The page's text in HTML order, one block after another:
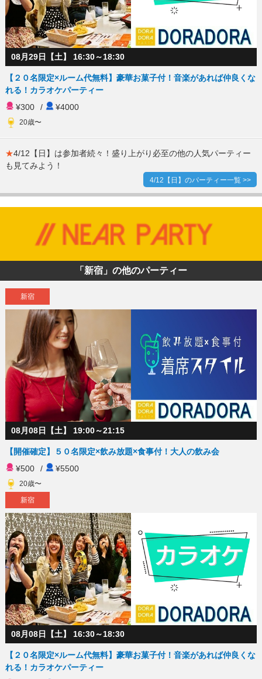
08月29日【土】 16:30～18:30
【２０名限定×ルーム代無料】豪華お菓子付！音楽があれば仲良くな
れる！カラオケパーティー
¥300
/ ¥4000
20歳〜
★4/12【日】は参加者続々！盛り上がり必至の他の人気パーティー
も見てみよう！
4/12【日】のパーティー一覧 >>
「新宿」の他のパーティー
新宿
08月08日【土】 19:00～21:15
【開催確定】５０名限定×飲み放題×食事付！大人の飲み会
¥500
/ ¥5500
20歳〜
新宿
08月08日【土】 16:30～18:30
【２０名限定×ルーム代無料】豪華お菓子付！音楽があれば仲良くな
れる！カラオケパーティー